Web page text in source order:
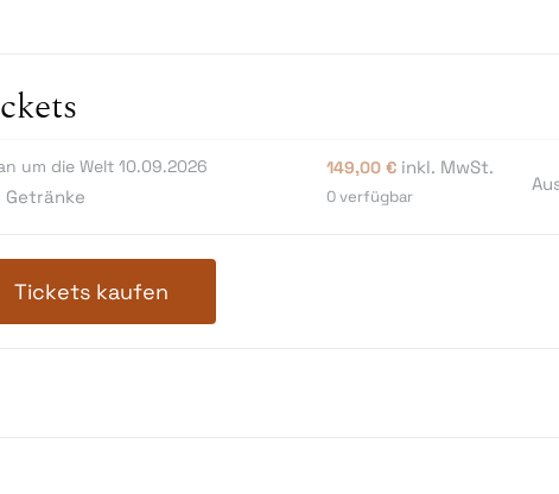
um die Welt 10.09.2026
Getränke
149,00 € inkl. MwSt.
0verfügbar
Tickets kaufen